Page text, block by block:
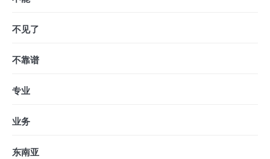
不见了
不靠谱
专业
业务
东南亚